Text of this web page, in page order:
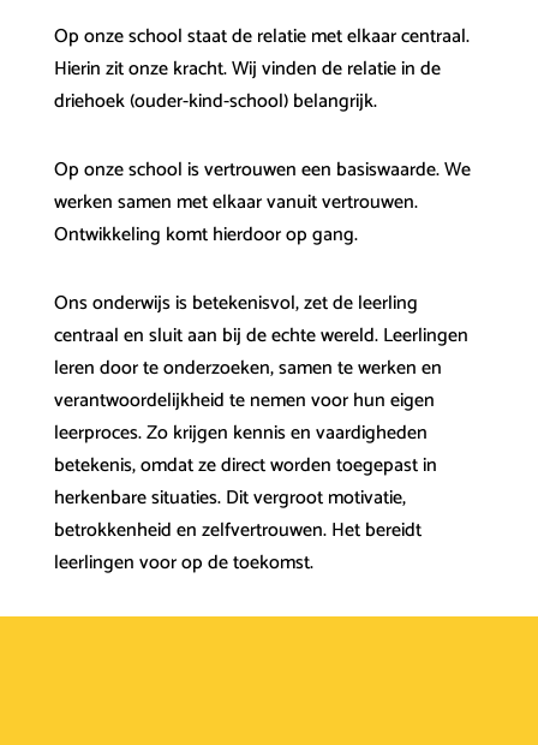
Op onze school staat de relatie met elkaar centraal.
Hierin zit onze kracht. Wij vinden de relatie in de
driehoek (ouder-kind-school) belangrijk.
Op onze school is vertrouwen een basiswaarde. We
werken samen met elkaar vanuit vertrouwen.
Ontwikkeling komt hierdoor op gang.
Ons onderwijs is betekenisvol, zet de leerling
centraal en sluit aan bij de echte wereld. Leerlingen
leren door te onderzoeken, samen te werken en
verantwoordelijkheid te nemen voor hun eigen
leerproces. Zo krijgen kennis en vaardigheden
betekenis, omdat ze direct worden toegepast in
herkenbare situaties. Dit vergroot motivatie,
betrokkenheid en zelfvertrouwen. Het bereidt
leerlingen voor op de toekomst.